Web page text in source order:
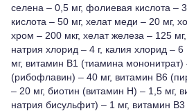
селена – 0,5 мг, фолиевая кислота –
кислота – 50 мг, хелат меди – 20 мг,
хром – 200 мкг, хелат железа – 125
натрия хлорид – 4 г, калия хлорид – 6
мг, витамин В1 (тиамина мононитрат)
(рибофлавин) – 40 мг, витамин В6
– 20 мг, биотин (витамин Н) – 1,5 мг,
натрия бисульфит) – 1 мг, витамин